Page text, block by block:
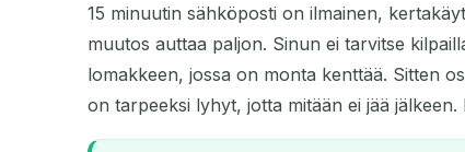
15 minuutin sähköposti on ilmainen,
muutos auttaa paljon. Sinun ei tarvitse
lomakkeen, jossa on monta kenttää. Sitten
on tarpeeksi lyhyt, jotta mitään ei jää